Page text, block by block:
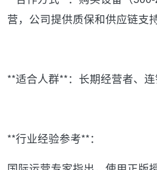
营，公司提供质保和供应链支持
**适合人群**：长期经营者、连
**行业经验参考**：